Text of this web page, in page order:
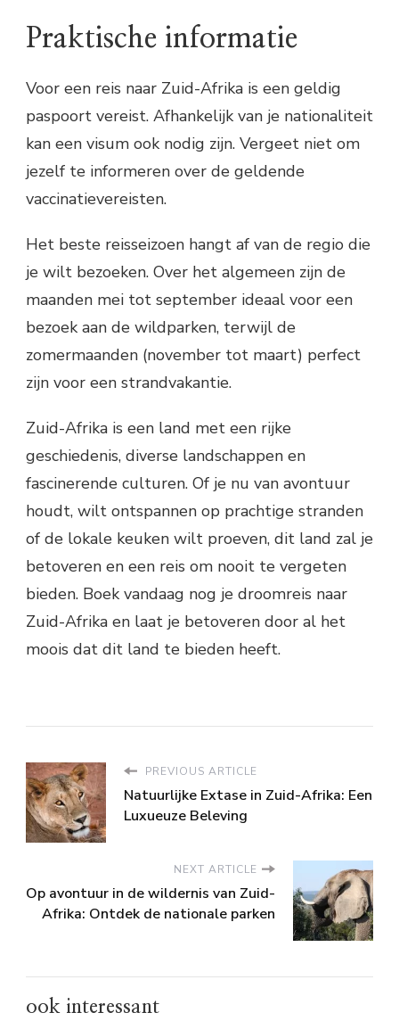
Praktische informatie
Voor een reis naar Zuid-Afrika is een geldig
paspoort vereist. Afhankelijk van je nationaliteit
kan een visum ook nodig zijn. Vergeet niet om
jezelf te informeren over de geldende
vaccinatievereisten.
Het beste reisseizoen hangt af van de regio die
je wilt bezoeken. Over het algemeen zijn de
maanden mei tot september ideaal voor een
bezoek aan de wildparken, terwijl de
zomermaanden (november tot maart) perfect
zijn voor een strandvakantie.
Zuid-Afrika is een land met een rijke
geschiedenis, diverse landschappen en
fascinerende culturen. Of je nu van avontuur
houdt, wilt ontspannen op prachtige stranden
of de lokale keuken wilt proeven, dit land zal je
betoveren en een reis om nooit te vergeten
bieden. Boek vandaag nog je droomreis naar
Zuid-Afrika en laat je betoveren door al het
moois dat dit land te bieden heeft.
PREVIOUS ARTICLE
Natuurlijke Extase in Zuid-Afrika: Een
Luxueuze Beleving
NEXT ARTICLE
Op avontuur in de wildernis van Zuid-
Afrika: Ontdek de nationale parken
ook interessant